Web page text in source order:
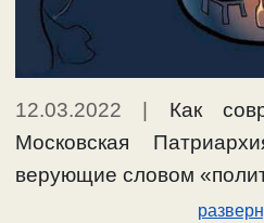
12.03.2022
Как
Московская
верующие словом